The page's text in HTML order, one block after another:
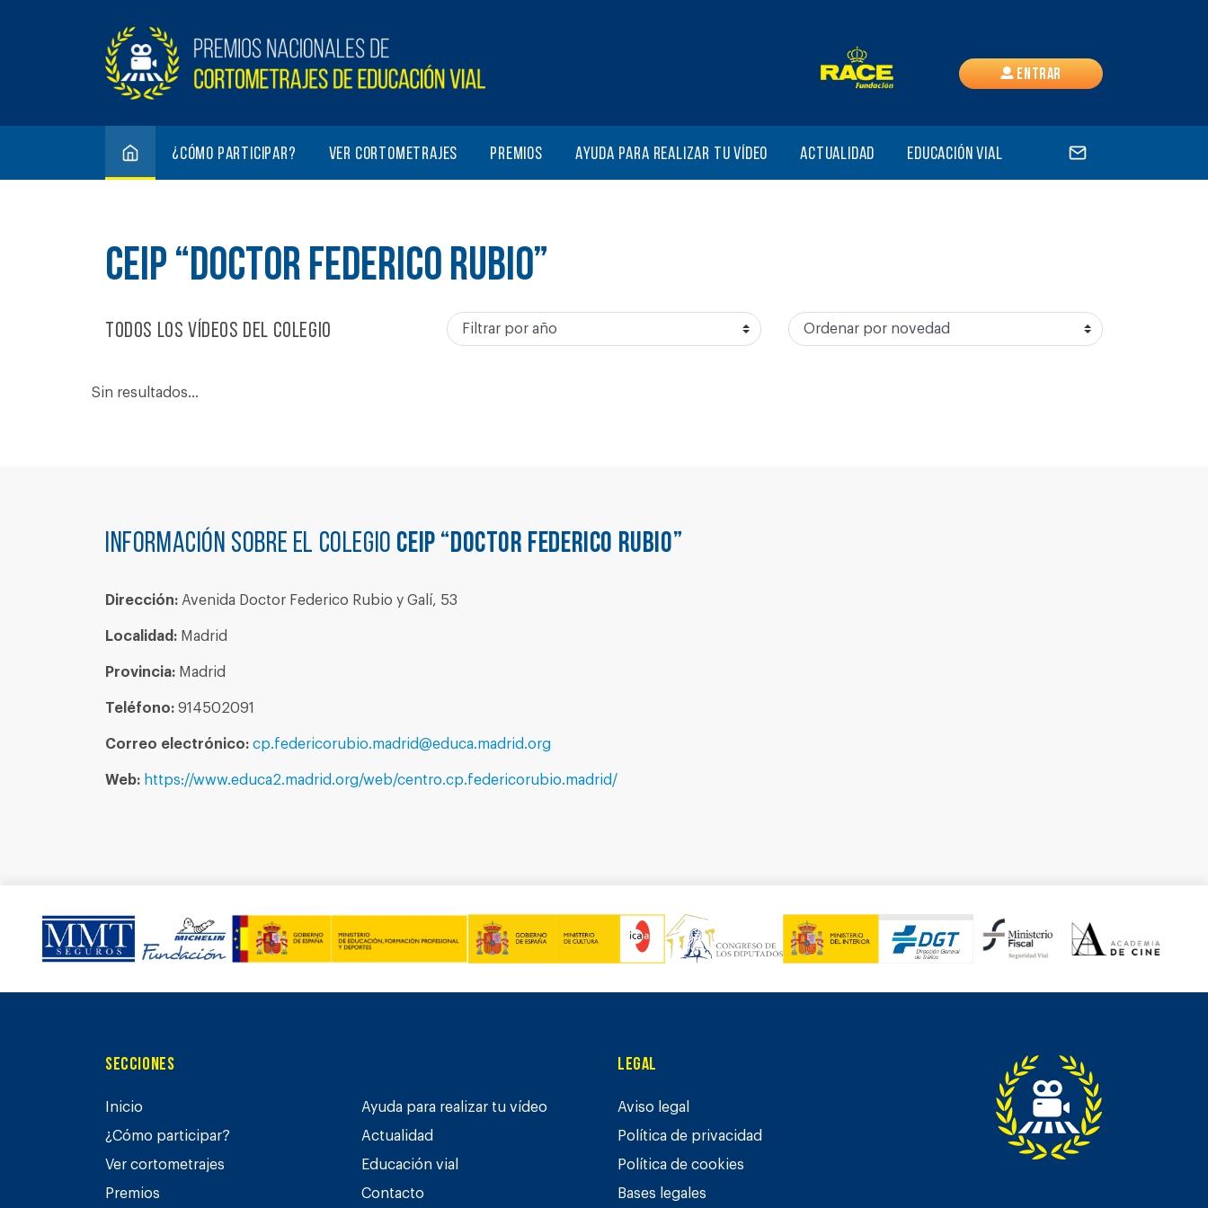
Entrar
¿Cómo participar? Ver cortometrajes Premios Ayuda para realizar tu vídeo Actualidad Educación vial
CEIP “DOCTOR FEDERICO RUBIO”
Todos los vídeos del colegio
Sin resultados...
Información sobre el colegio CEIP “DOCTOR FEDERICO RUBIO”
Dirección: Avenida Doctor Federico Rubio y Galí, 53
Localidad: Madrid
Provincia: Madrid
Teléfono: 914502091
Correo electrónico: cp.federicorubio.madrid@educa.madrid.org
Web: https://www.educa2.madrid.org/web/centro.cp.federicorubio.madrid/
Secciones
Inicio
¿Cómo participar?
Ver cortometrajes
Premios
Ayuda para realizar tu vídeo
Actualidad
Educación vial
Contacto
Legal
Aviso legal
Política de privacidad
Política de cookies
Bases legales